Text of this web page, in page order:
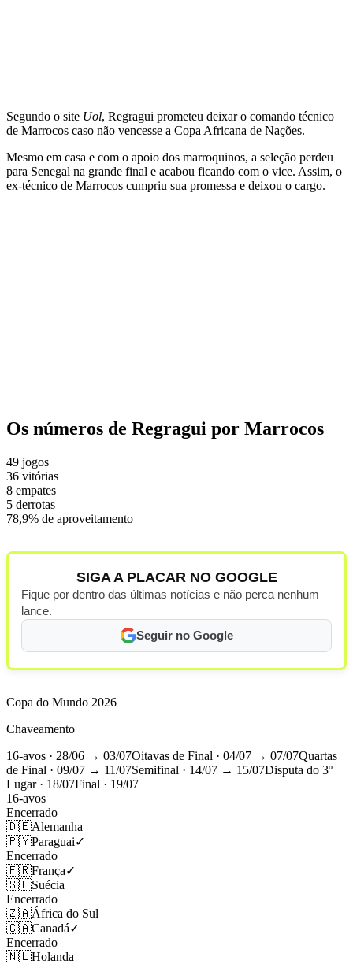
Segundo o site Uol, Regragui prometeu deixar o comando técnico
de Marrocos caso não vencesse a Copa Africana de Nações.
Mesmo em casa e com o apoio dos marroquinos, a seleção perdeu
para Senegal na grande final e acabou ficando com o vice. Assim, o
ex-técnico de Marrocos cumpriu sua promessa e deixou o cargo.
Os números de Regragui por Marrocos
49 jogos
36 vitórias
8 empates
5 derrotas
78,9% de aproveitamento
SIGA A PLACAR NO GOOGLE
Fique por dentro das últimas notícias e não perca nenhum
lance.
Seguir no Google
Copa do Mundo 2026
Chaveamento
16-avos · 28/06 → 03/07Oitavas de Final · 04/07 → 07/07Quartas
de Final · 09/07 → 11/07Semifinal · 14/07 → 15/07Disputa do 3º
Lugar· 18/07Final · 19/07
16-avos
Encerrado
🇩🇪Alemanha
🇵🇾Paraguai✓
Encerrado
🇫🇷França✓
🇸🇪Suécia
Encerrado
🇿🇦África do Sul
🇨🇦Canadá✓
Encerrado
🇳🇱Holanda